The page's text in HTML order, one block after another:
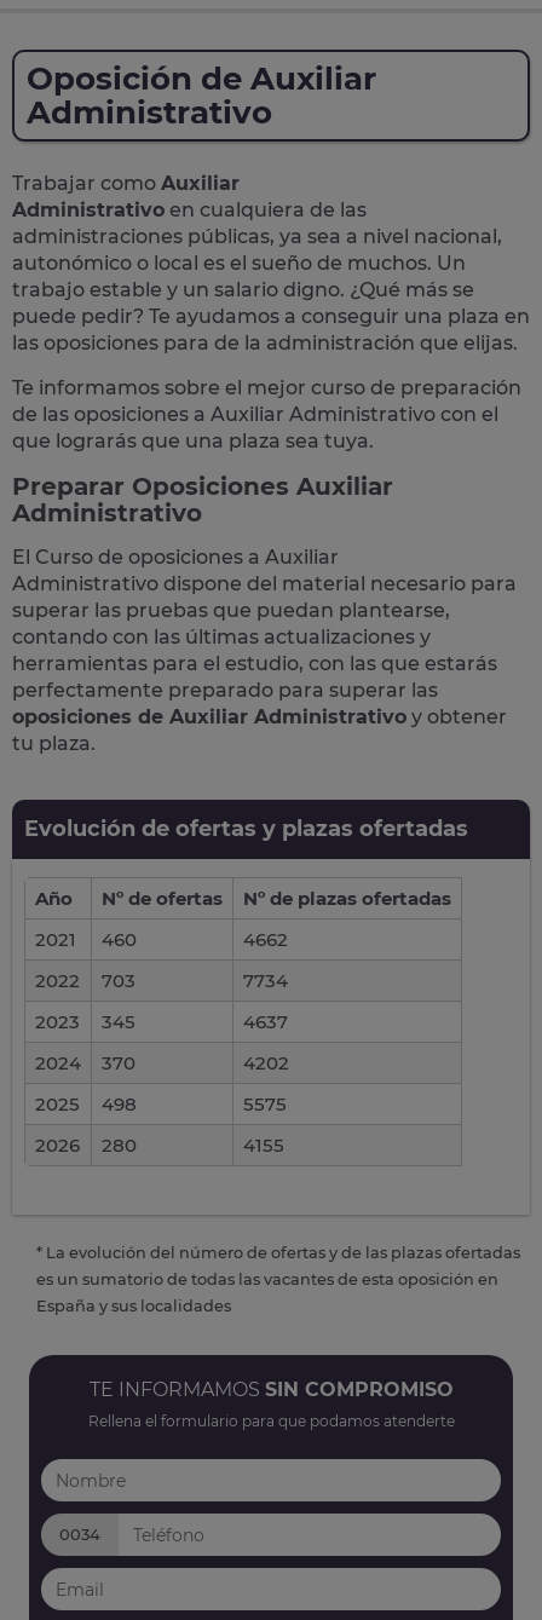
Oposición de Auxiliar
Administrativo
Trabajar como Auxiliar
Administrativo en cualquiera de las
administraciones públicas, ya sea a nivel nacional,
autonómico o local es el sueño de muchos. Un
trabajo estable y un salario digno. ¿Qué más se
puede pedir? Te ayudamos a conseguir una plaza en
las oposiciones para de la administración que elijas.
Te informamos sobre el mejor curso de preparación
de las oposiciones a Auxiliar Administrativo con el
que lograrás que una plaza sea tuya.
Preparar Oposiciones Auxiliar
Administrativo
El Curso de oposiciones a Auxiliar
Administrativo dispone del material necesario para
superar las pruebas que puedan plantearse,
contando con las últimas actualizaciones y
herramientas para el estudio, con las que estarás
perfectamente preparado para superar las
oposiciones de Auxiliar Administrativo y obtener
tu plaza.
Evolución de ofertas y plazas ofertadas
Año Nº de ofertas
Nº de plazas ofertadas
2021
460
4662
2022
703
7734
2023
345
4637
2024
370
4202
2025
498
5575
2026
280 4155
* La evolución del número de ofertas y de las plazas ofertadas
es un sumatorio de todas las vacantes de esta oposición en
España y sus localidades
TE INFORMAMOS SIN COMPROMISO
Rellena el formulario para que podamos atenderte
0034